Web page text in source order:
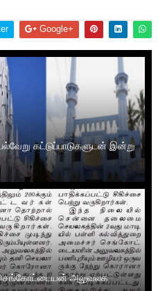
Google+
கட்டுப்பாடுகளுடன் இன்று
அலுவலக